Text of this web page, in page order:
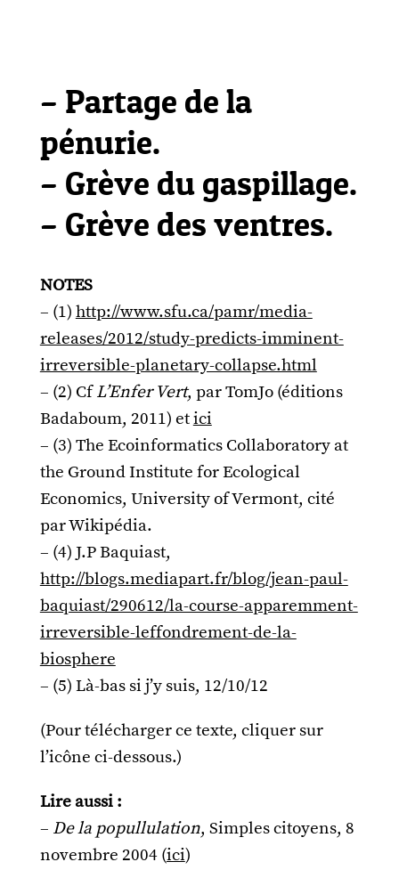
– Partage de la
pénurie.
– Grève du gaspillage.
– Grève des ventres.
NOTES
– (1)http://www.sfu.ca/pamr/media-
releases/2012/study-predicts-imminent-
irreversible-planetary-collapse.html
– (2) CfL’Enfer Vert, par TomJo (éditions
Badaboum, 2011) etici
– (3) The Ecoinformatics Collaboratory at
the Ground Institute for Ecological
Economics, University of Vermont, cité
par Wikipédia.
– (4) J.P Baquiast,
http://blogs.mediapart.fr/blog/jean-paul-
baquiast/290612/la-course-apparemment-
irreversible-leffondrement-de-la-
biosphere
– (5) Là-bas si j’y suis, 12/10/12
(Pour télécharger ce texte, cliquer sur
l’icône ci-dessous.)
Lire aussi :
– De la popullulation, Simples citoyens, 8
novembre 2004 (ici)